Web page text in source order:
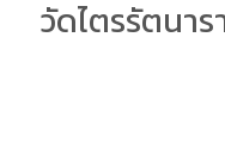
วัดไตรรัตนา